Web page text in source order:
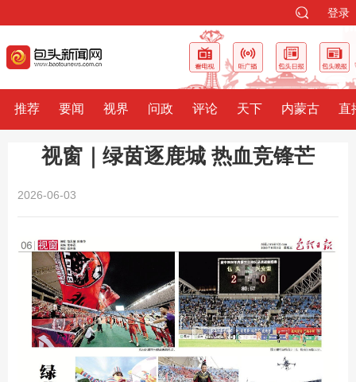
登录
推荐 要闻 视界 问政 评论 天下 内蒙古 直
视窗｜绿茵逐鹿城 热血竞锋芒
2026-06-03